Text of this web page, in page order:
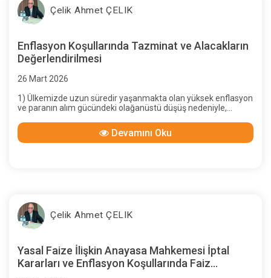
Çelik Ahmet ÇELIK
Enflasyon Koşullarında Tazminat ve Alacakların
Değerlendirilmesi
26 Mart 2026
1) Ülkemizde uzun süredir yaşanmakta olan yüksek enflasyon
ve paranın alım gücündeki olağanüstü düşüş nedeniyle,
alacaktaki değer kaybının giderilmesi gerektiği Anayasa
Mahkemesi kararlaıyla kabul edilmiş, enflasyon ve paranın
Devamını Oku
Çelik Ahmet ÇELIK
Yasal Faize İlişkin Anayasa Mahkemesi İptal
Kararları ve Enflasyon Koşullarında Faiz